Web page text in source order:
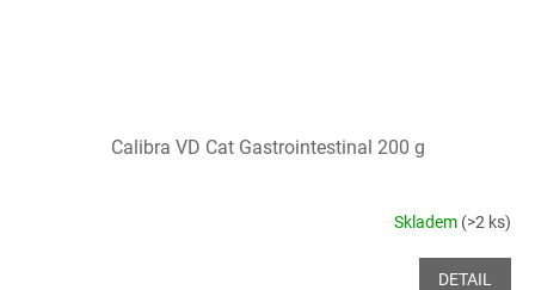
Calibra VD Cat Gastrointestinal 200 g
Skladem (>2 ks)
DETAIL